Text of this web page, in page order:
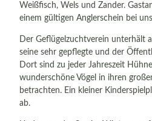
Weißfisch, Wels und Zander.
einem gültigen Anglerschein bei
Der Geflügelzuchtverein unterhält
seine sehr gepflegte und der
Dort sind zu jeder Jahreszeit
wunderschöne Vögel in ihren
betrachten. Ein kleiner
ab.